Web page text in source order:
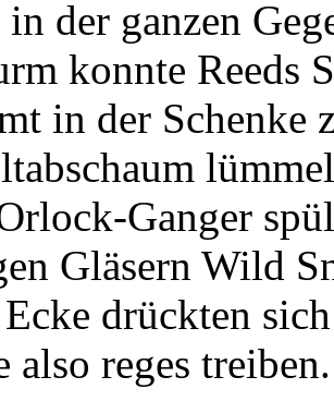
der ganzen
konnte Reeds
in der Schenke
Ganger
Gläsern Wild
drückten
also reges